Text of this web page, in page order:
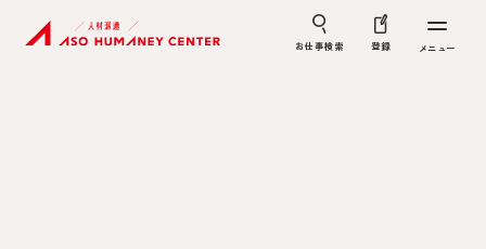
お仕事検索 登録